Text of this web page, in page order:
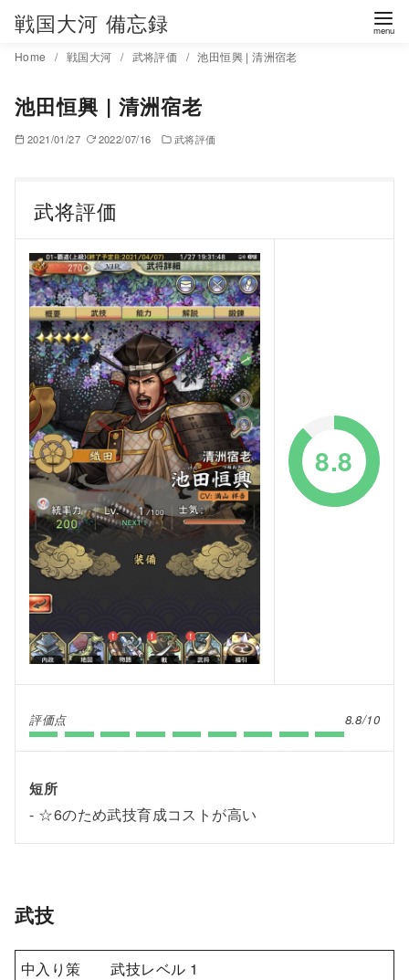
戦国大河 備忘録
Home 戦国大河 武将評価 池田恒興 | 清洲宿老
池田恒興 | 清洲宿老
2021/01/27 2022/07/16 武将評価
武将評価
8.8
評価点 8.8/10
短所
☆6のため武技育成コストが高い
武技
中入り策 武技レベル 1